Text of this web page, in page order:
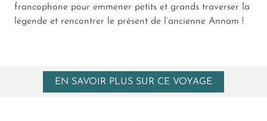
francophone pour emmener petits et grands traverser la
légende et rencontrer le présent de l’ancienne Annam !
EN SAVOIR PLUS SUR CE VOYAGE